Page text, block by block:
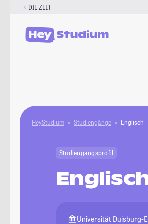
DIE ZEIT
HeyStudium Studiengänge Englisch
Studiengangsprofil
Universität Duisburg-